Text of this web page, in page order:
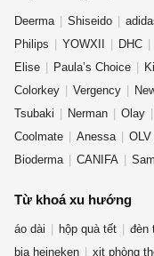
Deerma Shiseido
Philips
YOWXII DHC
Elise
Paula’s Choice
Colorkey
Vergency
Tsubaki
Nerman Olay
Coolmate
Anessa
Bioderma
CANIFA
Từ khoá xu hướng
áo dài hộp quà tết đèn
bia heineken
xịt phòng